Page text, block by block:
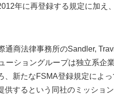
年に再登録する規定に加え
商法律事務所のSandler,
ーショングループは独立系企
新たなFSMA登録規定によ
するという同社のミッショ